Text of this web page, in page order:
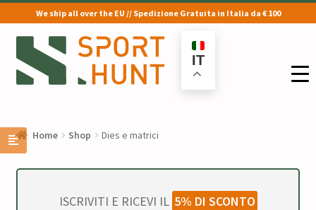
We ship all over the EU // Spedizione Gratuita in Italia da € 100
Vai
alla
navigazione
Vai
al
contenuto
IT
Home Shop Dies e matrici
ISCRIVITI E RICEVI IL 5% DI SCONTO